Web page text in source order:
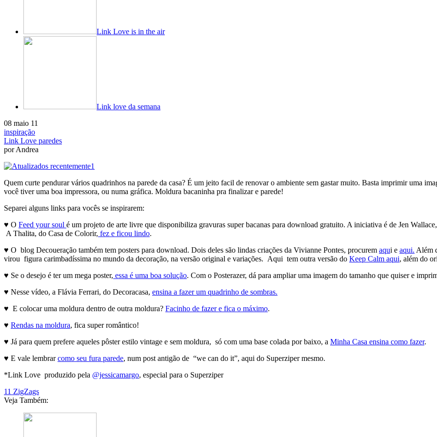
Link Love is in the air
Link love da semana
08 maio 11
inspiração
Link Love paredes
por Andrea
Quem curte pendurar vários quadrinhos na parede da casa? É um jeito facil de renovar o ambiente sem gastar muito. Basta imprimir uma
você tiver uma boa impressora, ou numa gráfica. Moldura bacaninha pra finalizar e parede!
Separei alguns links para vocês se inspirarem:
♥ O Feed your soul é um projeto de arte livre que disponibiliza gravuras super bacanas para download gratuito. A iniciativa é de Jen
A Thalita, do Casa de Colorir, fez e ficou lindo.
♥ O blog Decoueração também tem posters para download. Dois deles são lindas criações da Vivianne Pontes, procurem aqui e aqui. Além
virou figura carimbadíssima no mundo da decoração, na versão original e variações. Aqui tem outra versão do Keep Calm aqui, além do
♥ Se o desejo é ter um mega poster, essa é uma boa solução. Com o Posterazer, dá para ampliar uma imagem do tamanho que quiser e
♥ Nesse vídeo, a Flávia Ferrari, do Decoracasa, ensina a fazer um quadrinho de sombras.
♥ E colocar uma moldura dentro de outra moldura? Facinho de fazer e fica o máximo.
♥ Rendas na moldura, fica super romântico!
♥ Já para quem prefere aqueles pôster estilo vintage e sem moldura, só com uma base colada por baixo, a Minha Casa ensina como fazer.
♥ E vale lembrarcomo seu fura parede, num post antigão de “we can do it”, aqui do Superziper mesmo.
*Link Love produzido pela @jessicamargo, especial para o Superziper
11 ZigZags
Veja Também: